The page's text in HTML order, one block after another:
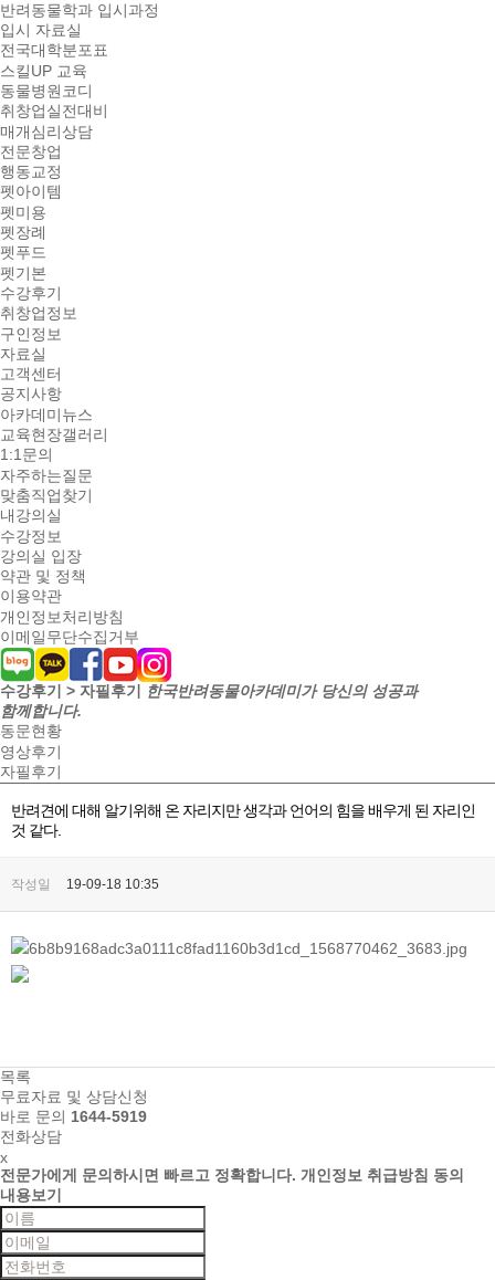
반려동물학과 입시과정
입시 자료실
전국대학분포표
스킬UP 교육
동물병원코디
취창업실전대비
매개심리상담
전문창업
행동교정
펫아이템
펫미용
펫장례
펫푸드
펫기본
수강후기
취창업정보
구인정보
자료실
고객센터
공지사항
아카데미뉴스
교육현장갤러리
1:1문의
자주하는질문
맞춤직업찾기
내강의실
수강정보
강의실 입장
약관 및 정책
이용약관
개인정보처리방침
이메일무단수집거부
수강후기 > 자필후기
한국반려동물아카데미가 당신의 성공과
함께합니다.
동문현황
영상후기
자필후기
반려견에 대해 알기위해 온 자리지만 생각과 언어의 힘을 배우게 된 자리인
것 같다.
작성일 19-09-18 10:35
목록
무료자료 및 상담신청
바로 문의 1644-5919
전화상담
x
전문가에게 문의하시면 빠르고 정확합니다. 개인정보 취급방침 동의
내용보기